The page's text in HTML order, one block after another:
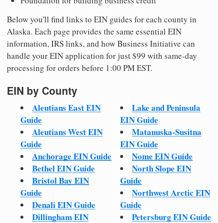
Below you'll find links to EIN guides for each county in
Alaska. Each page provides the same essential EIN
information, IRS links, and how Business Initiative can
handle your EIN application for just $99 with same-day
processing for orders before 1:00 PM EST.
EIN by County
Aleutians East EIN
Guide
Aleutians West EIN
Guide
Anchorage EIN Guide
Bethel EIN Guide
Bristol Bay EIN
Guide
Denali EIN Guide
Dillingham EIN
Lake and Peninsula
EIN Guide
Matanuska-Susitna
EIN Guide
Nome EIN Guide
North Slope EIN
Guide
Northwest Arctic EIN
Guide
Petersburg EIN Guide